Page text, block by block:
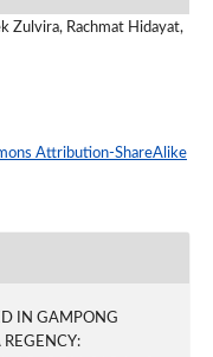
Zulvira, Rachmat Hidayat,
Attribution-ShareAlike
IN GAMPONG